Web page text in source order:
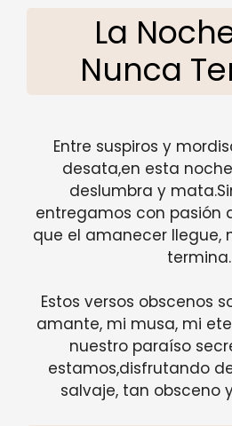
La
Nunca
Entre suspiros y
desata,en esta
deslumbra y
entregamos con pasión
que el amanecer llegue,
termina.
Estos versos obscenos
amante, mi musa, mi
nuestro paraíso
estamos,disfrutando
salvaje, tan obsceno